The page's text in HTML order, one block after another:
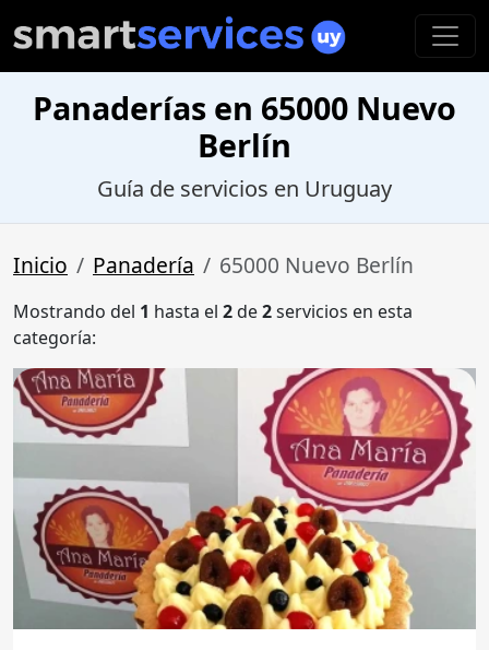
Panaderías en 65000 Nuevo
Berlín
Guía de servicios en Uruguay
Inicio Panadería 65000 Nuevo Berlín
Mostrando del 1 hasta el 2de2servicios en esta
categoría: